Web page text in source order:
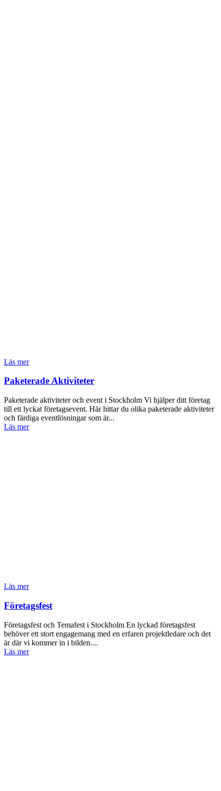
Läs mer
Paketerade Aktiviteter
Paketerade aktiviteter och event i Stockholm Vi hjälper ditt företag
till ett lyckat företagsevent. Här hittar du olika paketerade aktiviteter
och färdiga eventlösningar som är...
Läs mer
Läs mer
Företagsfest
Företagsfest och Temafest i Stockholm En lyckad företagsfest
behöver ett stort engagemang med en erfaren projektledare och det
är där vi kommer in i bilden....
Läs mer